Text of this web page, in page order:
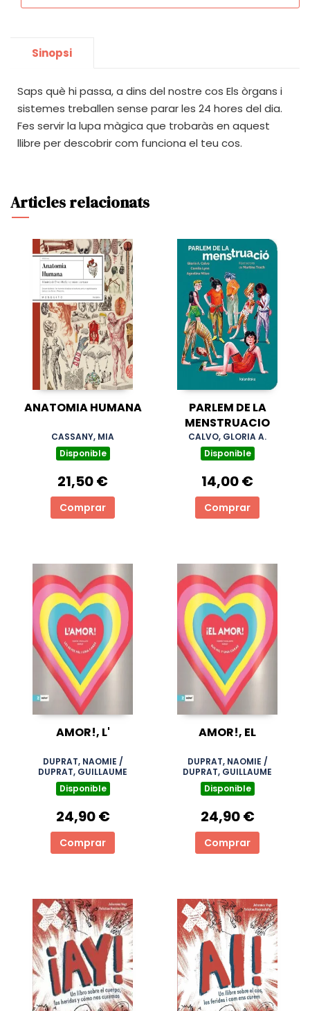
Sinopsi
Saps què hi passa, a dins del nostre cos Els òrgans i
sistemes treballen sense parar les 24 hores del dia.
Fes servir la lupa màgica que trobaràs en aquest
llibre per descobrir com funciona el teu cos.
Articles relacionats
ANATOMIA HUMANA
CASSANY, MIA
Disponible
21,50 €
Comprar
PARLEM DE LA
MENSTRUACIO
CALVO, GLORIA A.
Disponible
14,00 €
Comprar
AMOR!, L'
DUPRAT, NAOMIE /
DUPRAT, GUILLAUME
Disponible
24,90 €
Comprar
AMOR!, EL
DUPRAT, NAOMIE /
DUPRAT, GUILLAUME
Disponible
24,90 €
Comprar